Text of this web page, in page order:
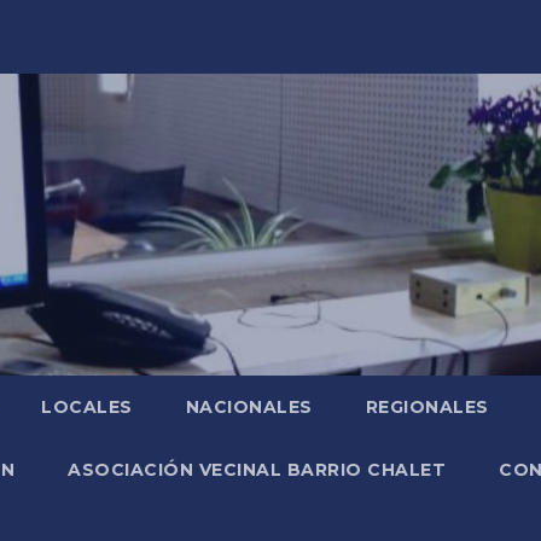
LOCALES NACIONALES REGIONALES
ASOCIACIÓN VECINAL BARRIO CHALET